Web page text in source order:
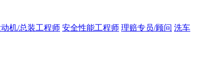
动机/总装工程师 安全性能工程师 理赔专员/顾问 洗车